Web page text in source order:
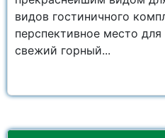
видов гостиничного
перспективное место
свежий горный...